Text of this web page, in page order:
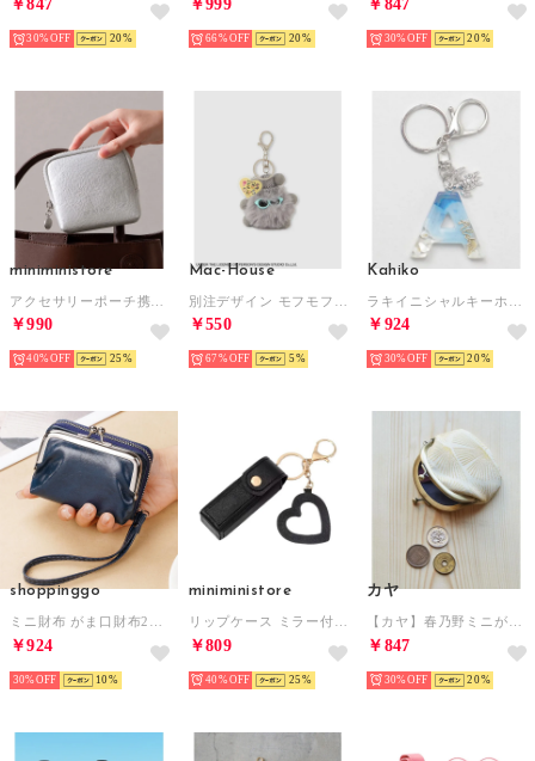
￥847
30% 20
￥999
66% 20
￥847
30% 20
miniministore
￥990
40% 25
Mac-House
￥550
67% 5
Kahiko
￥924
30% 20
shoppinggo
ミニ財布 がま口財布2点セットガマ口 取手付き レディース 本革 小銭入れ 小さい財布 レザー ミニウォレット スキミング防止 （ネイビー）
￥924
30% 10
miniministore
リップケース ミラー付き バッグチャーム
￥809
40% 25
カヤ
【カヤ】春乃野ミニがま口 ホワイト
￥847
30% 20